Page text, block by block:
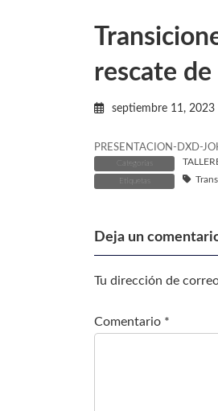
rescate
septiembre 11, 2023
PRESENTACION-DXD-
Categorías
Etiquetas
Deja un
Tu dirección de
Comentario *